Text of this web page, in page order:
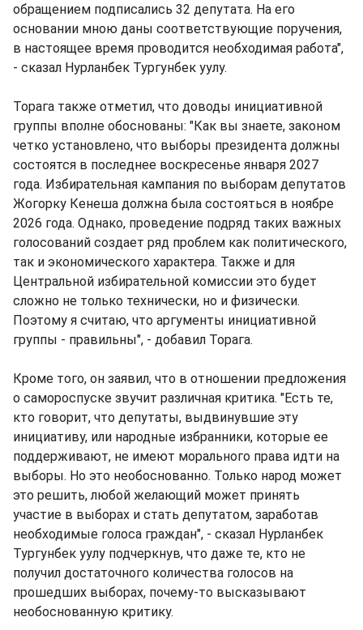
обращением подписались 32 депутата. На его
основании мною даны соответствующие поручения,
в настоящее время проводится необходимая работа",
- сказал Нурланбек Тургунбек уулу.
Торага также отметил, что доводы инициативной
группы вполне обоснованы: "Как вы знаете, законом
четко установлено, что выборы президента должны
состоятся в последнее воскресенье января 2027
года. Избирательная кампания по выборам депутатов
Жогорку Кенеша должна была состояться в ноябре
2026 года. Однако, проведение подряд таких важных
голосований создает ряд проблем как политического,
так и экономического характера. Также и для
Центральной избирательной комиссии это будет
сложно не только технически, но и физически.
Поэтому я считаю, что аргументы инициативной
группы - правильны", - добавил Торага.
Кроме того, он заявил, что в отношении предложения
о самороспуске звучит различная критика. "Есть те,
кто говорит, что депутаты, выдвинувшие эту
инициативу, или народные избранники, которые ее
поддерживают, не имеют морального права идти на
выборы. Но это необоснованно. Только народ может
это решить, любой желающий может принять
участие в выборах и стать депутатом, заработав
необходимые голоса граждан", - сказал Нурланбек
Тургунбек уулу подчеркнув, что даже те, кто не
получил достаточного количества голосов на
прошедших выборах, почему-то высказывают
необоснованную критику.